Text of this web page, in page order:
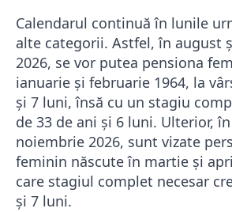
Calendarul continuă în lunile
alte categorii. Astfel, în august
2026, se vor putea pensiona
ianuarie și februarie 1964, la
și 7 luni, însă cu un stagiu
de 33 de ani și 6 luni. Ulterior,
noiembrie 2026, sunt vizate
feminin născute în martie și
care stagiul complet necesar
și 7 luni.